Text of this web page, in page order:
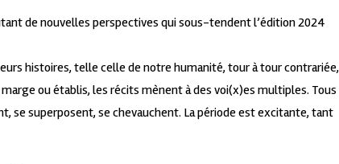
de nouvelles perspectives qui sous-tendent l’édition 2024
histoires, telle celle de notre humanité, tour à tour contrariée,
ou établis, les récits mènent à des voi(x)es multiples. Tous
se superposent, se chevauchent. La période est excitante, tant